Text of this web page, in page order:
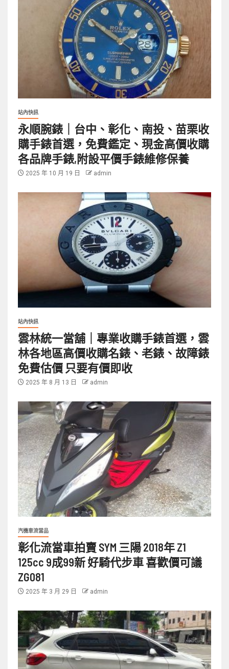
站內快訊
永順腕錶｜台中、彰化、南投、苗栗收
購手錶首選，免費鑑定、現金高價收購
各品牌手錶,附設平價手錶維修保養
2025 年 10 月 19 日 admin
站內快訊
雲林統一當舖｜專業收購手錶首選，雲
林各地區高價收購名錶、老錶、故障錶
免費估價 只要有價即收
2025 年 8 月 13 日 admin
汽機車流當品
彰化流當車拍賣 SYM 三陽 2018年 Z1
125cc 9成99新 好騎代步車 喜歡價可議
ZG081
2025 年 3 月 29 日 admin